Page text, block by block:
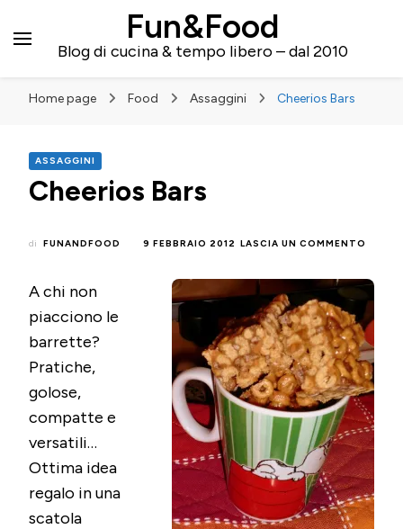
Fun&Food
Blog di cucina & tempo libero – dal 2010
Home page Food Assaggini Cheerios Bars
ASSAGGINI
Cheerios Bars
di FUNANDFOOD 9 FEBBRAIO 2012 LASCIA UN COMMENTO
A chi non
piacciono le
barrette?
Pratiche,
golose,
compatte e
versatili…
Ottima idea
regalo in una
scatola